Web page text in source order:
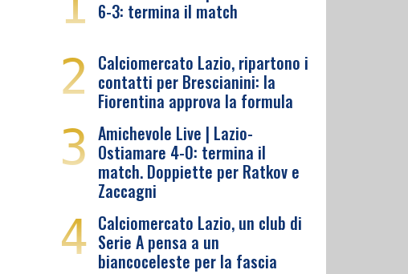
6-3: termina il match
2 Calciomercato Lazio, ripartono i
contatti per Brescianini: la
Fiorentina approva la formula
3 Amichevole Live | Lazio-
Ostiamare 4-0: termina il
match. Doppiette per Ratkov e
Zaccagni
4 Calciomercato Lazio, un club di
Serie A pensa a un
biancoceleste per la fascia